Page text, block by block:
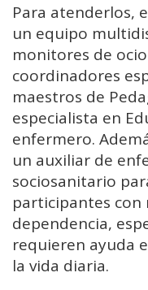
Para atenderlos,
un equipo
monitores de
coordinadores
maestros de
especialista en
enfermero.
un auxiliar de
sociosanitario
participantes con
dependencia,
requieren ayuda
la vida diaria.